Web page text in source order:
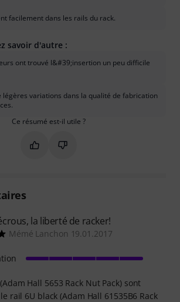
facilement dans les rails du rack.
savoir d'autre :
ont trouvé l&#39;insertion un peu difficile
légères variations dans la qualité de fabrication
Ce résumé est-il utile ?
Marquer ce résumé comme utile
Marquer ce résumé comme
la liberté de racker!
Mémé Lanchon 19.01.2017
Hall 5653 Rack Nut Pack) sont
rail 6U black (Adam Hall 61535B6 Rack